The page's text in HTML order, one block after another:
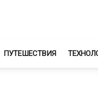
ПУТЕШЕСТВИЯ